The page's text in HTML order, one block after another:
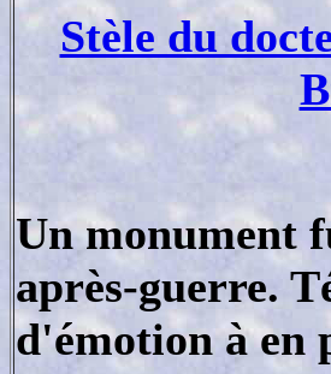
Stèle du
Un monument
après-guerre.
d'émotion à